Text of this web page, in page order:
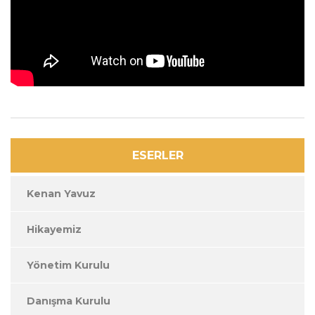
ESERLER
Kenan Yavuz
Hikayemiz
Yönetim Kurulu
Danışma Kurulu